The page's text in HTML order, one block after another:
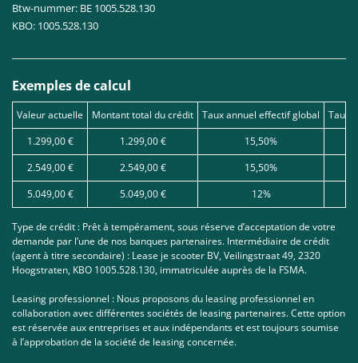
Btw-nummer: BE 1005.528.130
KBO: 1005.528.130
Exemples de calcul
Valeur actuelle Montant total du crédit Taux annuel effectif global
Taux
1.299,00 €
1.299,00 €
15,50%
2.549,00 €
2.549,00 €
15,50%
5.049,00 €
5.049,00 € 12%
Type de crédit : Prêt à tempérament, sous réserve d’acceptation de votre
demande par l’une de nos banques partenaires. Intermédiaire de crédit
(agent à titre secondaire) : Lease je scooter BV, Veilingstraat 49, 2320
Hoogstraten, KBO 1005.528.130, immatriculée auprès de la FSMA.
Leasing professionnel : Nous proposons du leasing professionnel en
collaboration avec différentes sociétés de leasing partenaires. Cette option
est réservée aux entreprises et aux indépendants et est toujours soumise
à l’approbation de la société de leasing concernée.